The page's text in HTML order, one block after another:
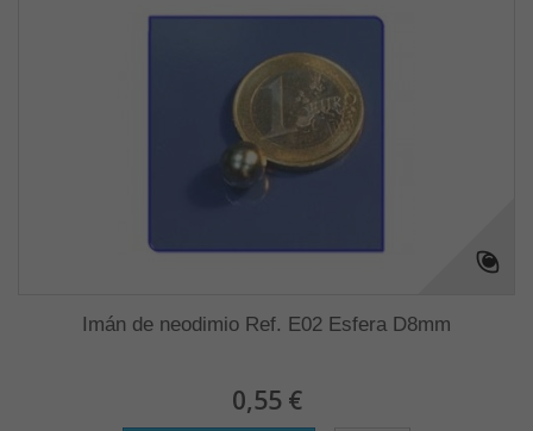
Imán de neodimio Ref. E02 Esfera D8mm
0,55 €